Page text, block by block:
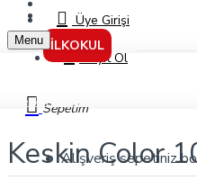
İletişimÜye Girişi
Kayıt Ol
Sepetim
Alışveriş sepetiniz
İLKOKUL
Menu
Keskin Color 100 Yaprak 17X24
Keskin Color